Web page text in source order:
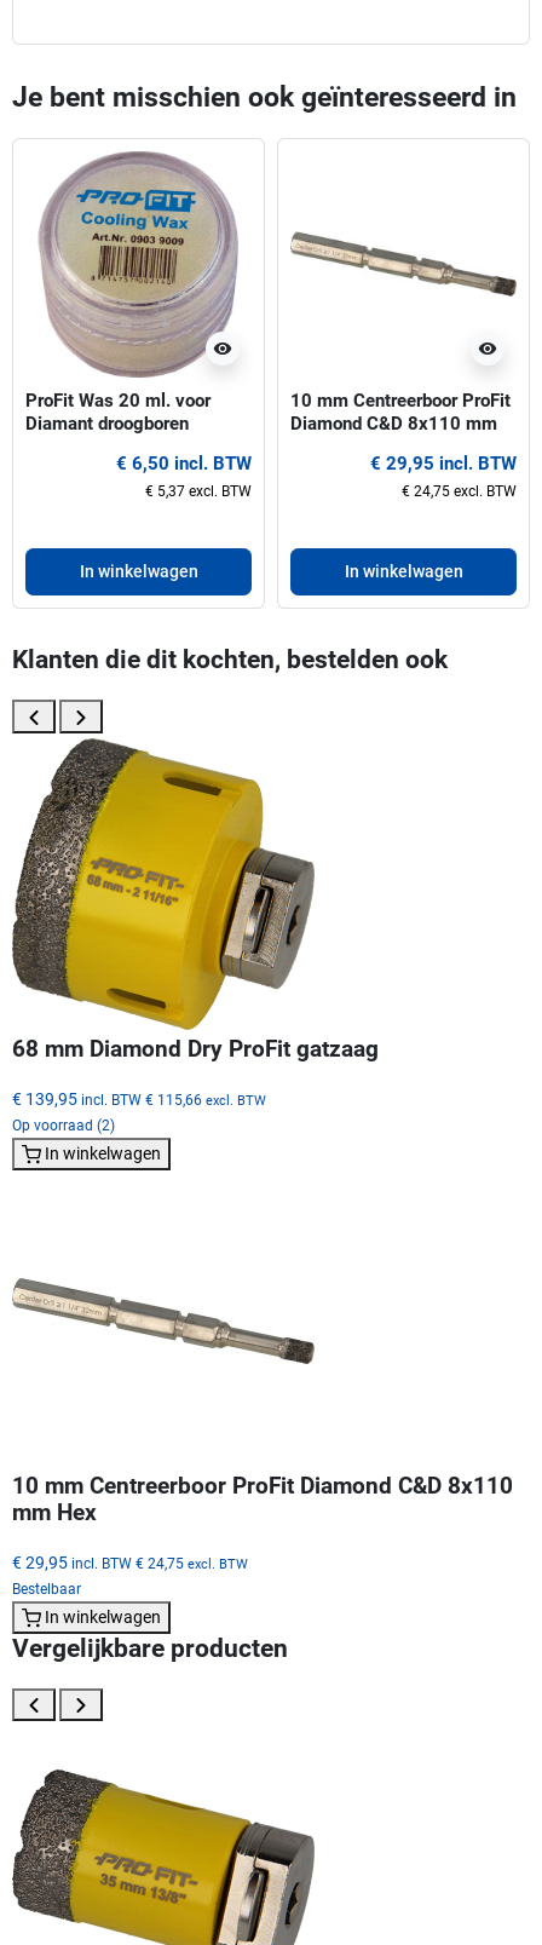
Je bent misschien ook geïnteresseerd in
visibility
ProFit Was 20 ml. voor
Diamant droogboren
€ 6,50 incl. BTW
€ 5,37 excl. BTW
In winkelwagen
visibility
10 mm Centreerboor ProFit
Diamond C&D 8x110 mm
€ 29,95 incl. BTW
€ 24,75 excl. BTW
In winkelwagen
Klanten die dit kochten, bestelden ook
68 mm Diamond Dry ProFit gatzaag
€ 139,95 incl. BTW € 115,66 excl. BTW
Op voorraad (2)
In winkelwagen
10 mm Centreerboor ProFit Diamond C&D 8x110
mm Hex
€ 29,95 incl. BTW € 24,75 excl. BTW
Bestelbaar
In winkelwagen
Vergelijkbare producten